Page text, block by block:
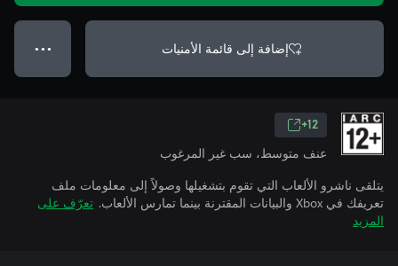
إضافة إلى قائمة الأمنيات ● ● ●
12+
عنف متوسط، سب غير المرغوب
يتلقى ناشرو الألعاب التي تقوم بتشغيلها وصولاً إلى معلومات ملف
تعريفك في Xbox والبيانات المقترنة بينما تمارس الألعاب.
تعرّف على
المزيد